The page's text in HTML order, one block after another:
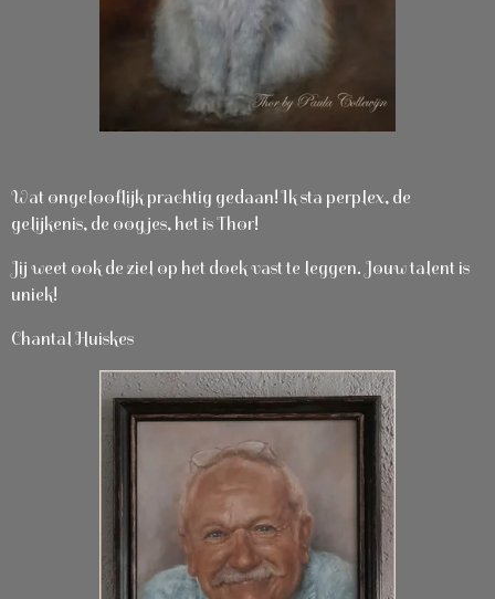
Wat ongelooflijk prachtig gedaan! Ik sta perplex, de
gelijkenis, de oogjes, het is Thor!
Jij weet ook de ziel op het doek vast te leggen. Jouw talent is
uniek!
Chantal Huiskes